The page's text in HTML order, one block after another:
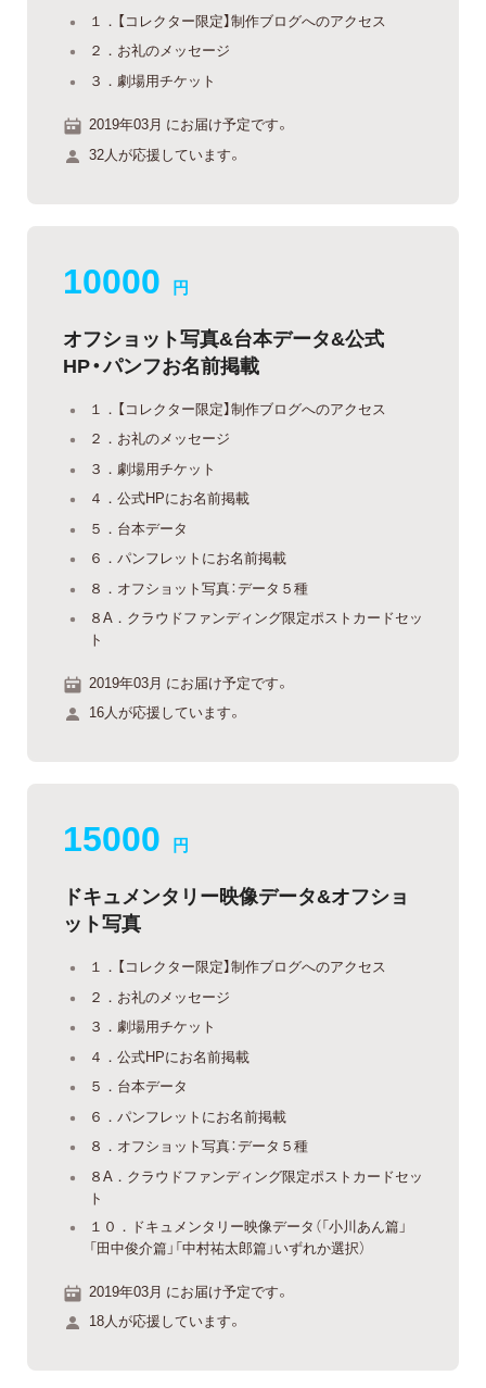
１．【コレクター限定】制作ブログへのアクセス
２．お礼のメッセージ
３．劇場用チケット
2019年03月 にお届け予定です。
32人が応援しています。
10000 円
オフショット写真&台本データ&公式
HP・パンフお名前掲載
１．【コレクター限定】制作ブログへのアクセス
２．お礼のメッセージ
３．劇場用チケット
４．公式HPにお名前掲載
５．台本データ
６．パンフレットにお名前掲載
８．オフショット写真：データ５種
８A．クラウドファンディング限定ポストカードセッ
ト
2019年03月 にお届け予定です。
16人が応援しています。
15000 円
ドキュメンタリー映像データ&オフショ
ット写真
１．【コレクター限定】制作ブログへのアクセス
２．お礼のメッセージ
３．劇場用チケット
４．公式HPにお名前掲載
５．台本データ
６．パンフレットにお名前掲載
８．オフショット写真：データ５種
８A．クラウドファンディング限定ポストカードセッ
ト
１０．ドキュメンタリー映像データ（「小川あん篇」
「田中俊介篇」「中村祐太郎篇」いずれか選択）
2019年03月 にお届け予定です。
18人が応援しています。